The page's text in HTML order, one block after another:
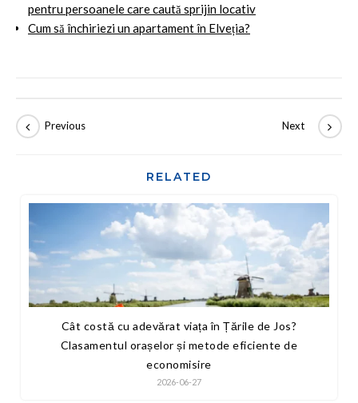
pentru persoanele care caută sprijin locativ
Cum să închiriezi un apartament în Elveția?
RELATED
Cât costă cu adevărat viața în Țările de Jos?
Clasamentul orașelor și metode eficiente de
economisire
2026-06-27